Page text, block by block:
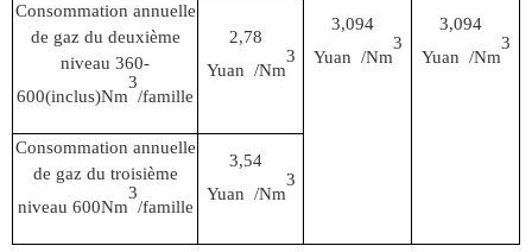
3,094
Yuan /Nm
3
3,094
Yuan /Nm
3
Consommation annuelle
de gaz du deuxième
niveau 360-
600(inclus)Nm
3
/famille
2,78
Yuan /Nm
3
Consommation annuelle
de gaz du troisième
niveau 600Nm
3
/famille
3,54
Yuan /Nm
3